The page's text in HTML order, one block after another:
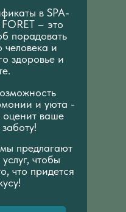
в SPA-
– это
порадовать
человека и
здоровье и
и уюта -
оценит ваше
предлагают
чтобы
что придется